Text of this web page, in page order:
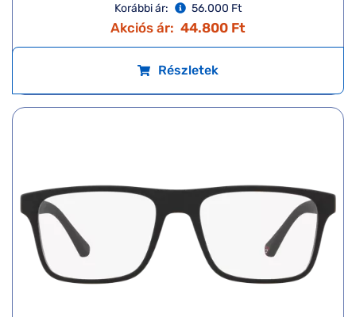
Korábbi ár:
56.000 Ft
Akciós ár: 44.800 Ft
Részletek